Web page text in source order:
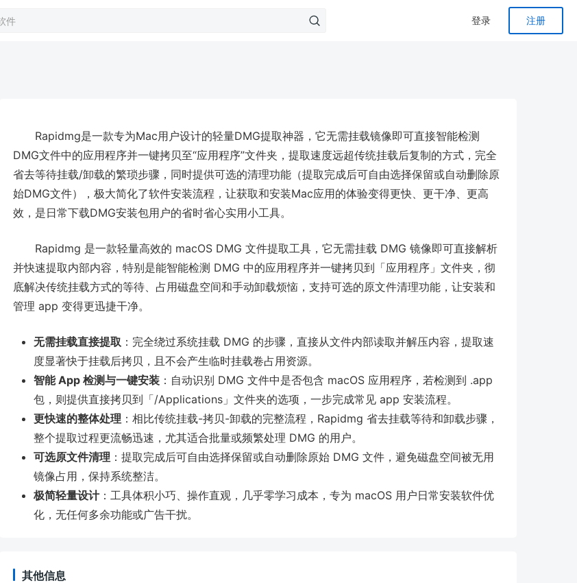
登录 注册
Rapidmg是一款专为Mac用户设计的轻量DMG提取神器，它无需挂载镜像即可直接智能检测
DMG文件中的应用程序并一键拷贝至“应用程序”文件夹，提取速度远超传统挂载后复制的方式，完全
省去等待挂载/卸载的繁琐步骤，同时提供可选的清理功能（提取完成后可自由选择保留或自动删除原
始DMG文件），极大简化了软件安装流程，让获取和安装Mac应用的体验变得更快、更干净、更高
效，是日常下载DMG安装包用户的省时省心实用小工具。
Rapidmg 是一款轻量高效的 macOS DMG 文件提取工具，它无需挂载 DMG 镜像即可直接解析
并快速提取内部内容，特别是能智能检测 DMG 中的应用程序并一键拷贝到「应用程序」文件夹，彻
底解决传统挂载方式的等待、占用磁盘空间和手动卸载烦恼，支持可选的原文件清理功能，让安装和
管理 app 变得更迅捷干净。
无需挂载直接提取 ：完全绕过系统挂载 DMG 的步骤，直接从文件内部读取并解压内容，提取速
度显著快于挂载后拷贝，且不会产生临时挂载卷占用资源。
智能 App 检测与一键安装 ：自动识别 DMG 文件中是否包含 macOS 应用程序，若检测到 .app
包，则提供直接拷贝到「/Applications」文件夹的选项，一步完成常见 app 安装流程。
更快速的整体处理 ：相比传统挂载-拷贝-卸载的完整流程，Rapidmg 省去挂载等待和卸载步骤，
整个提取过程更流畅迅速，尤其适合批量或频繁处理 DMG 的用户。
可选原文件清理 ：提取完成后可自由选择保留或自动删除原始 DMG 文件，避免磁盘空间被无用
镜像占用，保持系统整洁。
极简轻量设计：工具体积小巧、操作直观，几乎零学习成本，专为 macOS 用户日常安装软件优
化，无任何多余功能或广告干扰。
其他信息